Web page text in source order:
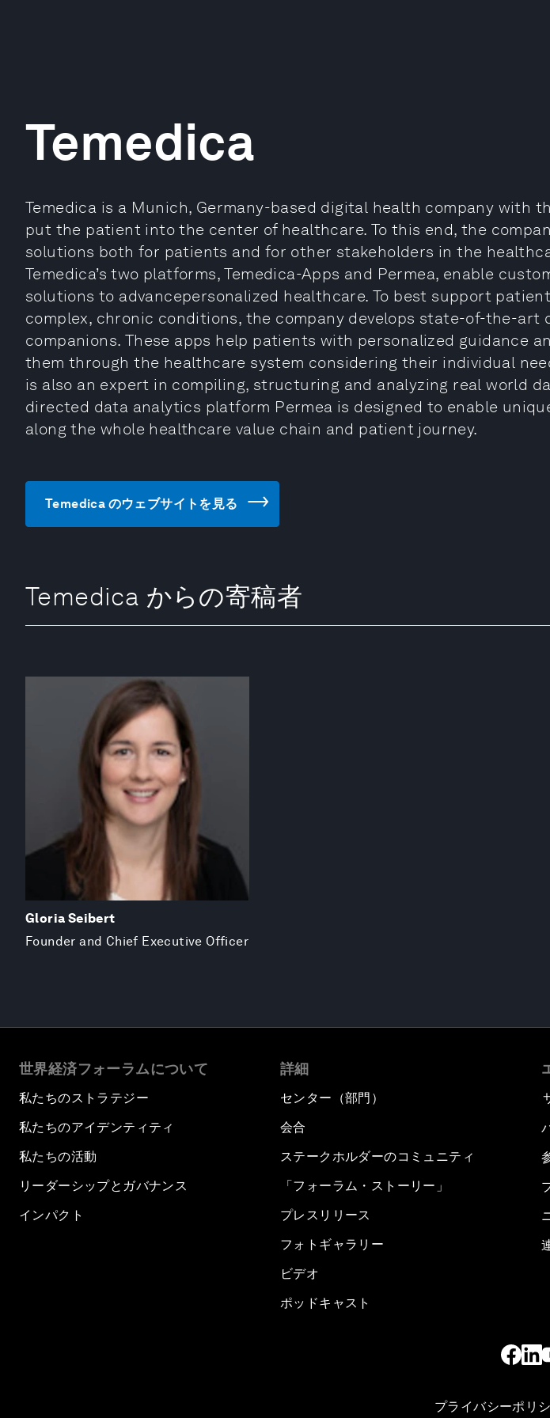
Temedica
Temedica is a Munich, Germany-based digital health company with
put the patient into the center of healthcare. To this end, the
solutions both for patients and for other stakeholders in the
Temedica’s two platforms, Temedica-Apps and Permea, enable
solutions to advancepersonalized healthcare. To best support
complex, chronic conditions, the company develops state-of-the-art
companions. These apps help patients with personalized guidance
them through the healthcare system considering their individual
is also an expert in compiling, structuring and analyzing real world
directed data analytics platform Permea is designed to enable
along the whole healthcare value chain and patient journey.
Temedica のウェブサイトを見る
Temedica からの寄稿者
Gloria Seibert
Founder and Chief Executive Officer
世界経済フォーラムについて
私たちのストラテジー
私たちのアイデンティティ
私たちの活動
リーダーシップとガバナンス
インパクト
詳細
センター（部門）
会合
ステークホルダーのコミュニティ
「フォーラム・ストーリー」
プレスリリース
フォトギャラリー
ビデオ
ポッドキャスト
プライバシーポリ